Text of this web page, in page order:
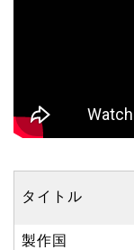
タイトル
製作国